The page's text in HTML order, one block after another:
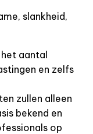
slankheid,
aantal
en zelfs
zullen alleen
bekend en
op